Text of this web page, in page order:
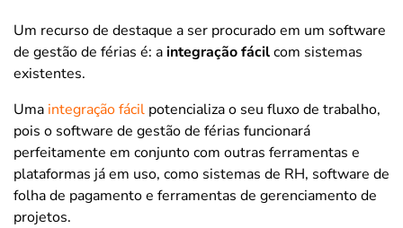
Um recurso de destaque a ser procurado em um software
de gestão de férias é: aintegração fácilcom sistemas
existentes.
Uma integração fácil potencializa o seu fluxo de trabalho,
pois o software de gestão de férias funcionará
perfeitamente em conjunto com outras ferramentas e
plataformas já em uso, como sistemas de RH, software de
folha de pagamento e ferramentas de gerenciamento de
projetos.